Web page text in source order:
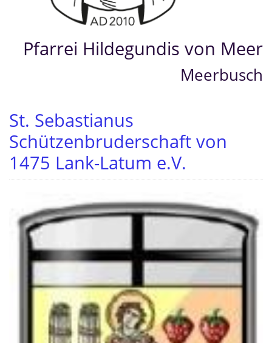
Pfarrei Hildegundis von Meer
Meerbusch
St. Sebastianus
Schützenbruderschaft von
1475 Lank-Latum e.V.